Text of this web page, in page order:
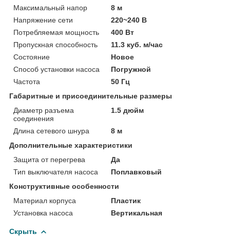
Максимальный напор
8 м
Напряжение сети
220~240 В
Потребляемая мощность
400 Вт
Пропускная способность
11.3 куб. м/час
Состояние
Новое
Способ установки насоса
Погружной
Частота
50 Гц
Габаритные и присоединительные размеры
Диаметр разъема
соединения
1.5 дюйм
Длина сетевого шнура
8 м
Дополнительные характеристики
Защита от перегрева
Да
Тип выключателя насоса
Поплавковый
Конструктивные особенности
Материал корпуса
Пластик
Установка насоса
Вертикальная
Скрыть